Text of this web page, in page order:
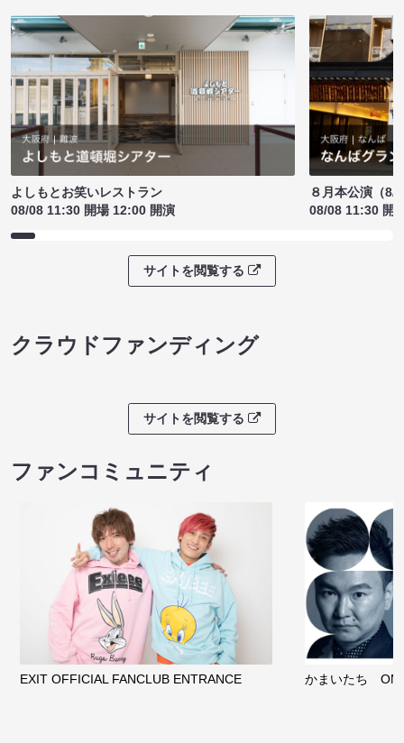
よしもとお笑いレストラン
08/08 11:30 開場 12:00 開演
８月本公演（8/
08/08 11:30 開
サイトを閲覧する
クラウドファンディング
サイトを閲覧する
ファンコミュニティ
EXIT OFFICIAL FANCLUB ENTRANCE かまいたち